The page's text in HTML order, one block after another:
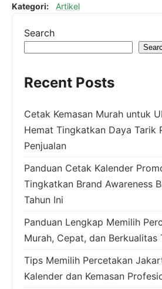
Kategori: Artikel
Search
Recent Posts
Cetak Kemasan Murah untuk
Hemat Tingkatkan Daya Tarik
Penjualan
Panduan Cetak Kalender
Tingkatkan Brand Awareness
Tahun Ini
Panduan Lengkap Memilih
Murah, Cepat, dan Berkualitas
Tips Memilih Percetakan
Kalender dan Kemasan